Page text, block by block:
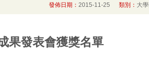
發佈日期：2015-11-25類別： 大
果發表會獲獎名單